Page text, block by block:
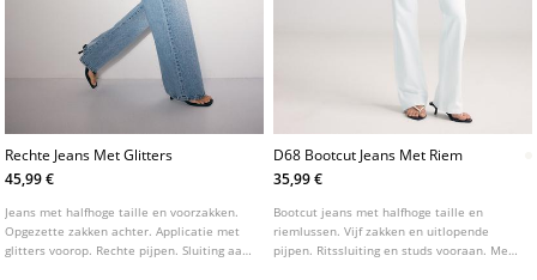
Rechte Jeans Met Glitters
45,99 €
Jeans met halfhoge taille en voorzakken.
Opgezette zakken achter. Applicatie met
glitters voorop. Rechte pijpen. Sluiting aan
D68 Bootcut Jeans Met Riem
35,99 €
Bootcut jeans met halfhoge taille en
riemlussen. Vijf zakken en uitlopende
pijpen. Ritssluiting en studs vooraan. Met